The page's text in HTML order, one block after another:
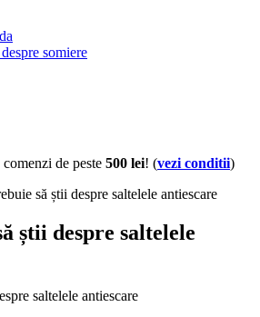
somiere
de peste 500 lei! (vezi conditii)
să știi despre saltelele antiescare
știi despre saltelele